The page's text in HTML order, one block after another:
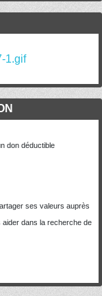
don déductible
ses valeurs auprès
dans la recherche de